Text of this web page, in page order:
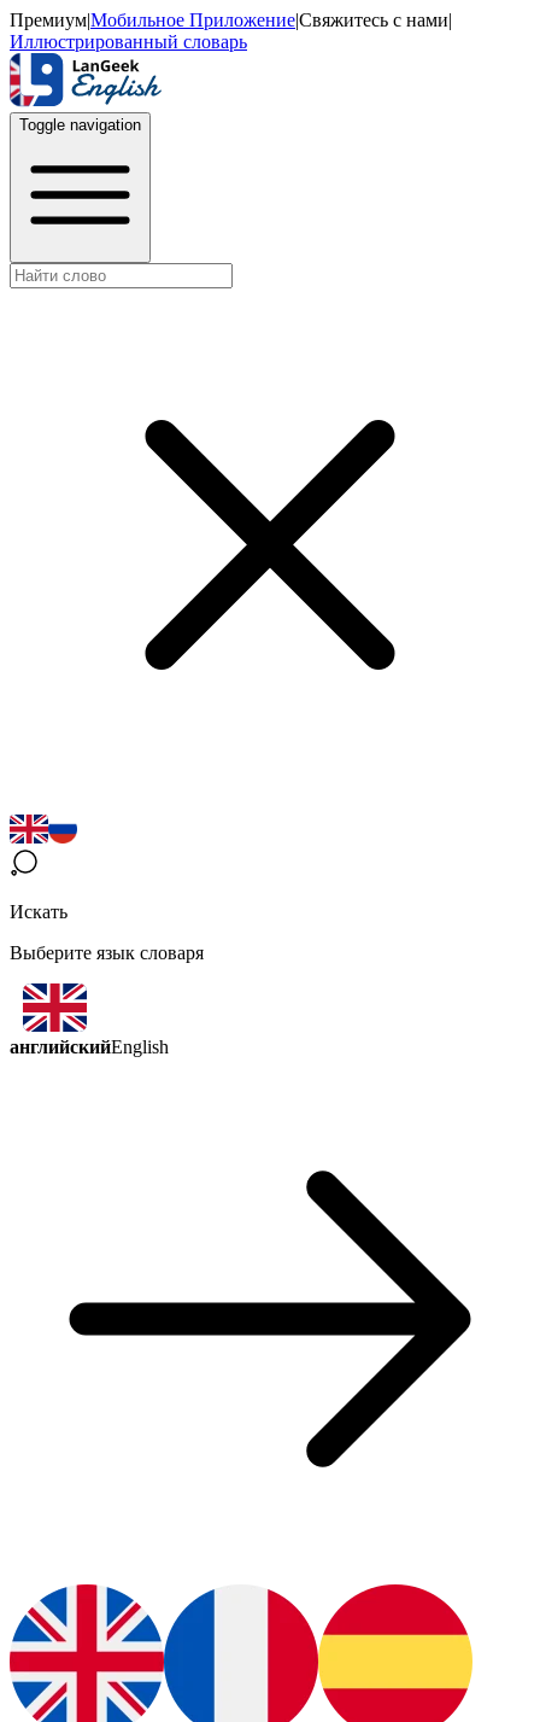
Премиум|Мобильное Приложение|Свяжитесь с нами|
Иллюстрированный словарь
Toggle navigation
Искать
Выберите язык словаря
английскийEnglish